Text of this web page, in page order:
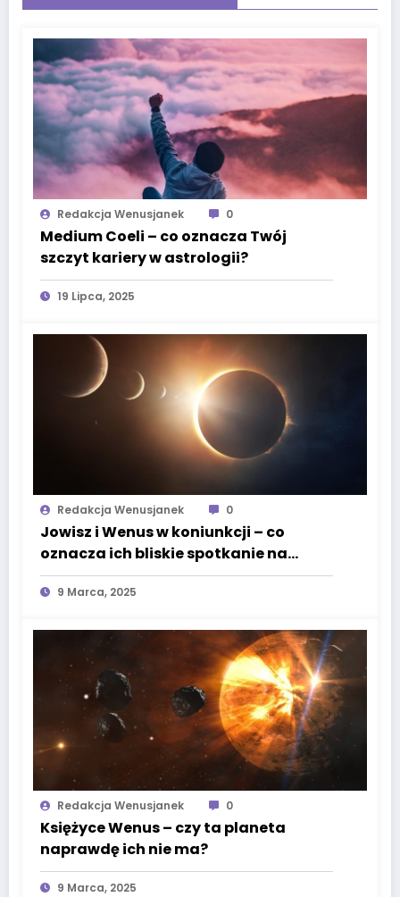
Redakcja Wenusjanek 0
Medium Coeli – co oznacza Twój
szczyt kariery w astrologii?
19 Lipca, 2025
Redakcja Wenusjanek 0
Jowisz i Wenus w koniunkcji – co
oznacza ich bliskie spotkanie na
niebie?
9 Marca, 2025
Redakcja Wenusjanek 0
Księżyce Wenus – czy ta planeta
naprawdę ich nie ma?
9 Marca, 2025